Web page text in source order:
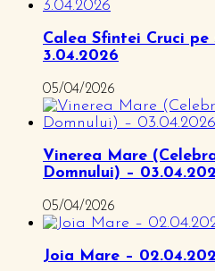
Calea Sfintei Cruci
3.04.2026
05/04/2026
Vinerea Mare
Domnului) –
05/04/2026
Joia Mare –